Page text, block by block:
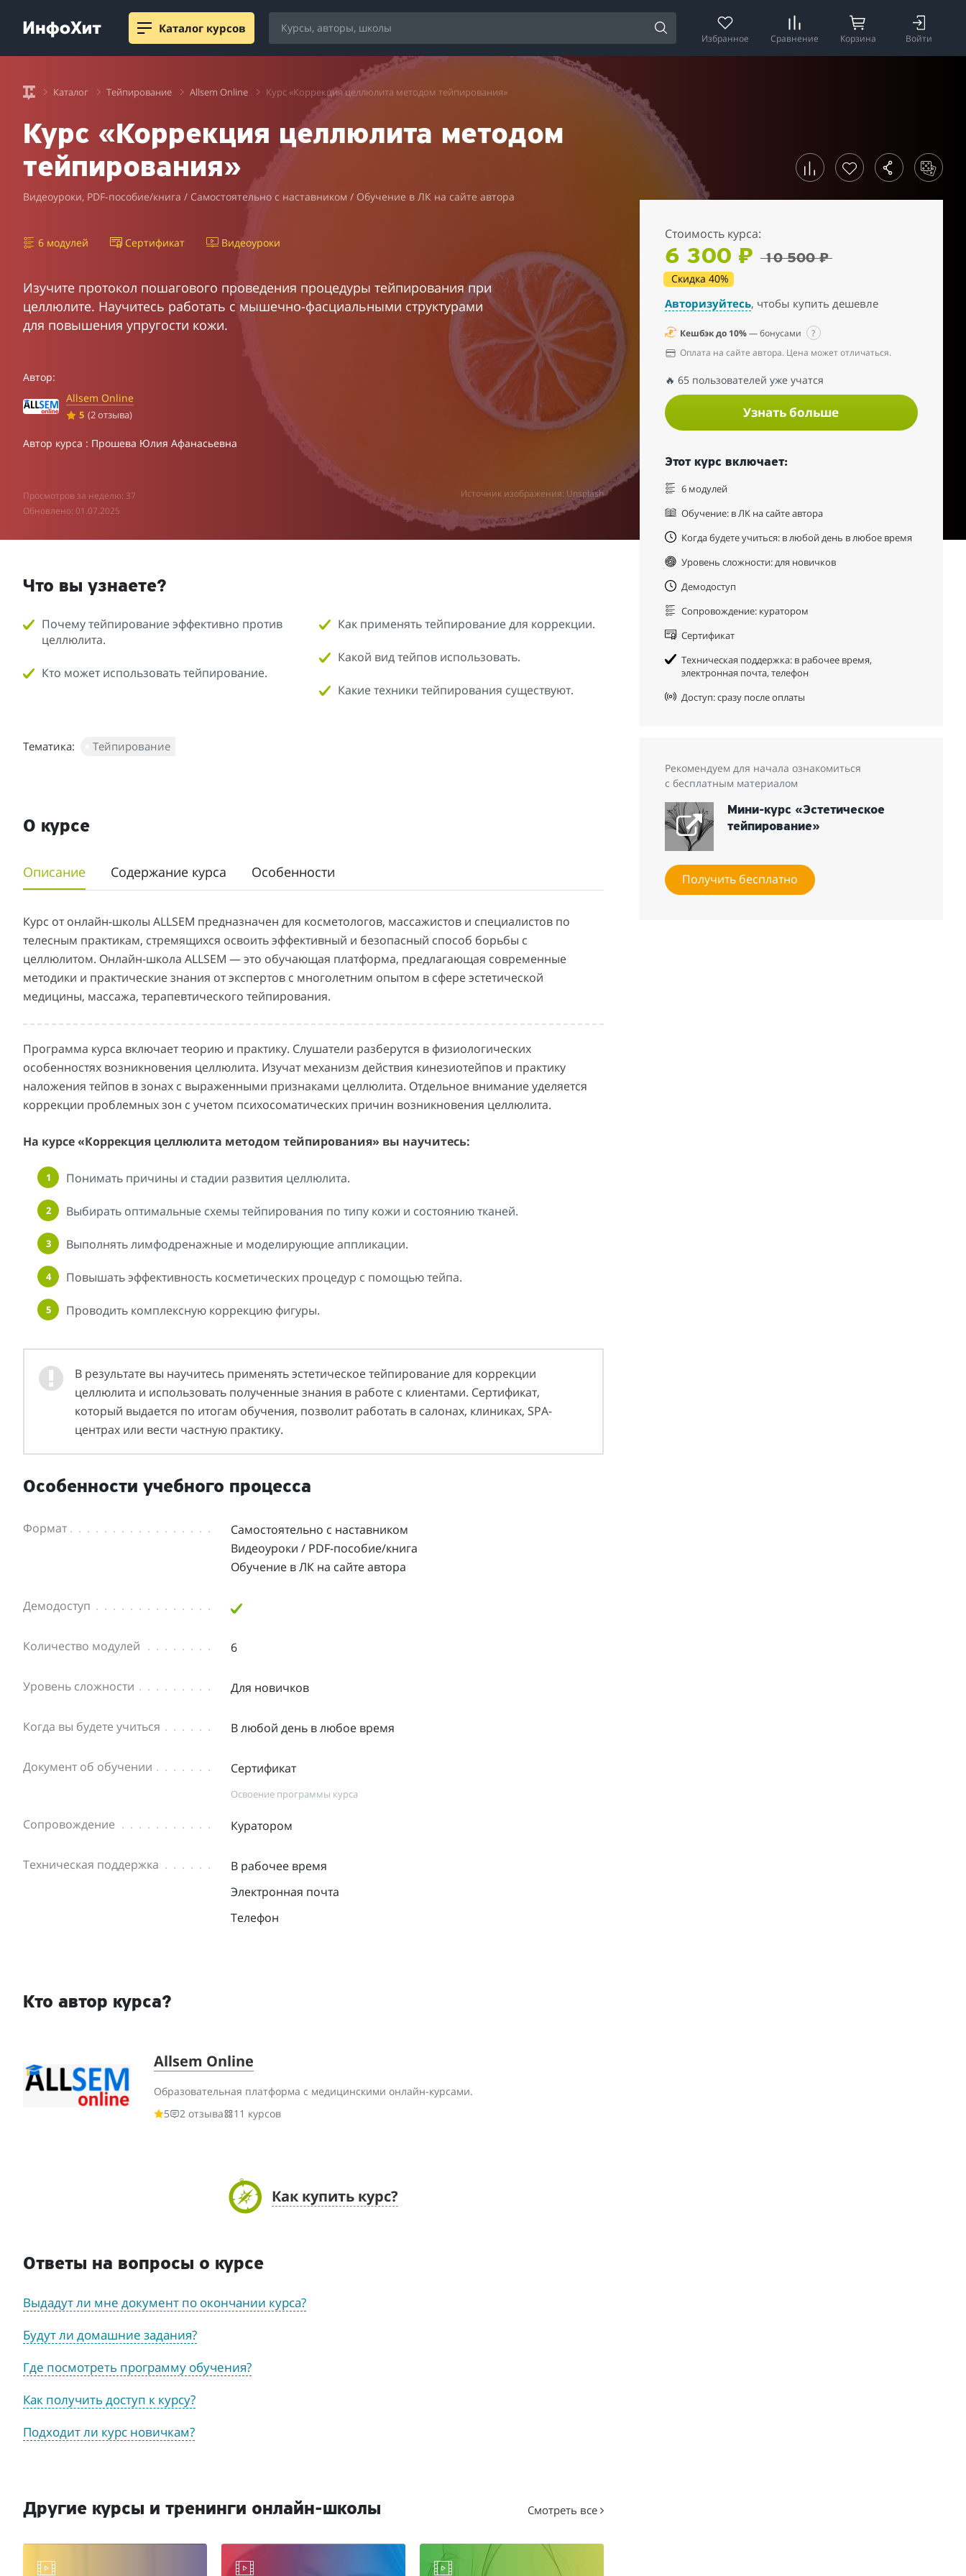
Каталог курсов
Избранное Сравнение Корзина Войти
Каталог Тейпирование Allsem Online Курс «Коррекция целлюлита методом тейпирования»
Курс «Коррекция целлюлита методом
тейпирования»
Видеоуроки, PDF-пособие/книга / Самостоятельно с наставником / Обучение в ЛК на сайте автора
6 модулей Сертификат Видеоуроки
Изучите протокол пошагового проведения процедуры тейпирования при
целлюлите. Научитесь работать с мышечно-фасциальными структурами
для повышения упругости кожи.
Автор:
Allsem Online
5 (2 отзыва)
Автор курса : Прошева Юлия Афанасьевна
Просмотров за неделю: 37
Обновлено: 01.07.2025
Источник изображения: Unsplash
Стоимость курса:
6 300 ₽ 10 500 ₽
Скидка 40%
Авторизуйтесь, чтобы купить дешевле
Кешбэк до 10%— бонусами
?
Оплата на сайте автора. Цена может отличаться.
🔥 65 пользователей уже учатся
Узнать больше
Этот курс включает:
6 модулей
Обучение: в ЛК на сайте автора
Когда будете учиться: в любой день в любое время
Уровень сложности: для новичков
Демодоступ
Сопровождение: куратором
Сертификат
Техническая поддержка: в рабочее время,
электронная почта, телефон
Доступ: сразу после оплаты
Рекомендуем для начала ознакомиться
с бесплатным материалом
Мини-курс «Эстетическое
тейпирование»
Получить бесплатно
Что вы узнаете?
Почему тейпирование эффективно против
целлюлита.
Кто может использовать тейпирование.
Как применять тейпирование для коррекции.
Какой вид тейпов использовать.
Какие техники тейпирования существуют.
Тематика: Тейпирование
О курсе
Описание Содержание курса Особенности
Курс от онлайн-школы ALLSEM предназначен для косметологов, массажистов и специалистов по
телесным практикам, стремящихся освоить эффективный и безопасный способ борьбы с
целлюлитом. Онлайн-школа ALLSEM — это обучающая платформа, предлагающая современные
методики и практические знания от экспертов с многолетним опытом в сфере эстетической
медицины, массажа, терапевтического тейпирования.
Программа курса включает теорию и практику. Слушатели разберутся в физиологических
особенностях возникновения целлюлита. Изучат механизм действия кинезиотейпов и практику
наложения тейпов в зонах с выраженными признаками целлюлита. Отдельное внимание уделяется
коррекции проблемных зон с учетом психосоматических причин возникновения целлюлита.
На курсе «Коррекция целлюлита методом тейпирования» вы научитесь:
Понимать причины и стадии развития целлюлита.
Выбирать оптимальные схемы тейпирования по типу кожи и состоянию тканей.
Выполнять лимфодренажные и моделирующие аппликации.
Повышать эффективность косметических процедур с помощью тейпа.
Проводить комплексную коррекцию фигуры.
В результате вы научитесь применять эстетическое тейпирование для коррекции
целлюлита и использовать полученные знания в работе с клиентами. Сертификат,
который выдается по итогам обучения, позволит работать в салонах, клиниках, SPA-
центрах или вести частную практику.
Особенности учебного процесса
Формат
Самостоятельно с наставником
Видеоуроки / PDF-пособие/книга
Обучение в ЛК на сайте автора
Демодоступ
Количество модулей 6
Уровень сложности Для новичков
Когда вы будете учиться В любой день в любое время
Документ об обучении Сертификат
Освоение программы курса
Сопровождение Куратором
Техническая поддержка
В рабочее время
Электронная почта
Телефон
Кто автор курса?
Allsem Online
Образовательная платформа с медицинскими онлайн-курсами.
5
2 отзыва 11 курсов
Как купить курс?
Ответы на вопросы о курсе
Выдадут ли мне документ по окончании курса?
Будут ли домашние задания?
Где посмотреть программу обучения?
Как получить доступ к курсу?
Подходит ли курс новичкам?
Другие курсы и тренинги онлайн-школы Смотреть все